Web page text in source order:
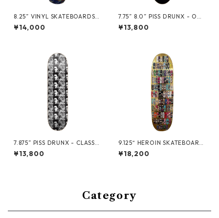
8.25” VINYL SKATEBOARDS -
CARPENTER FRAGMENT -
¥14,000
7.75” 8.0” PISS DRUNX - ORI
GINAL LOGO DECK -
¥13,800
7.875” PISS DRUNX - CLASSI
X - DUSTIN DOLLIN -
¥13,800
9.125“ HEROIN SKATEBOARD
S - 100TH EGG DECK -
¥18,200
Category